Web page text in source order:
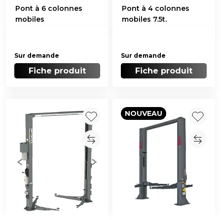
Pont à 6 colonnes
mobiles
Sur demande
Fiche produit
Pont à 4 colonnes
mobiles 7.5t.
Sur demande
Fiche produit
NOUVEAU